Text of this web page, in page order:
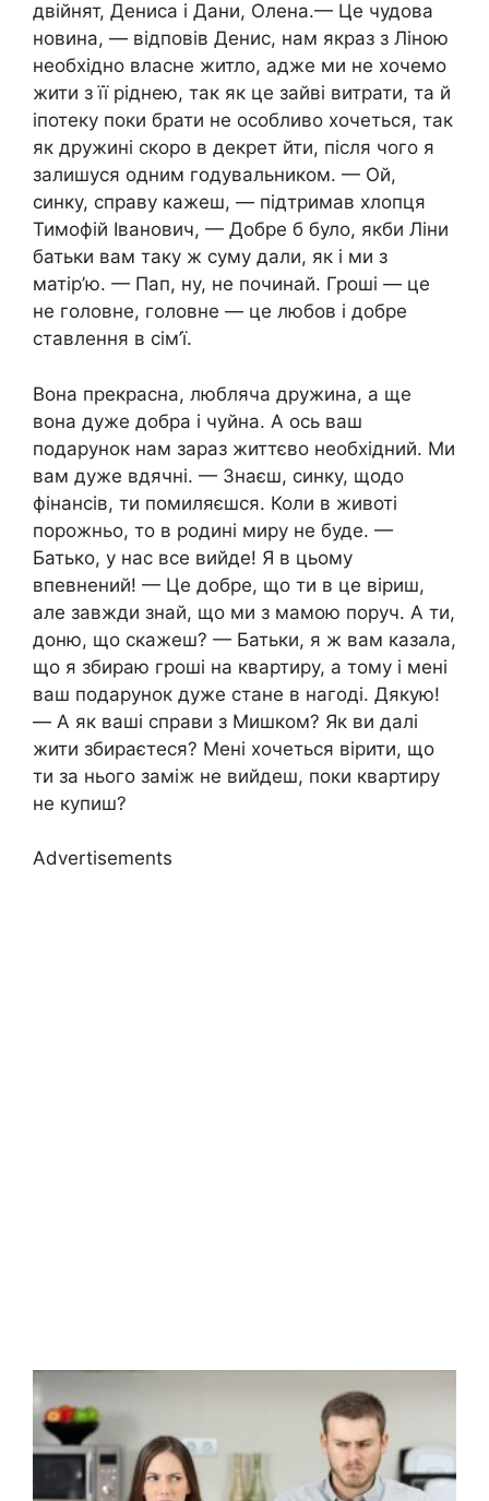
двійнят, Дениса і Дани, Олена.— Це чудова
новина, — відповів Денис, нам якраз з Ліною
необхідно власне житло, адже ми не хочемо
жити з її ріднею, так як це зайві витрати, та й
іпотеку поки брати не особливо хочеться, так
як дружині скоро в декрет йти, після чого я
залишуся одним годувальником. — Ой,
синку, справу кажеш, — підтримав хлопця
Тимофій Іванович, — Добре б було, якби Ліни
батьки вам таку ж суму дали, як і ми з
матір’ю. — Пап, ну, не починай. Гроші — це
не головне, головне — це любов і добре
ставлення в сім’ї.
Вона прекрасна, любляча дружина, а ще
вона дуже добра і чуйна. А ось ваш
подарунок нам зараз життєво необхідний. Ми
вам дуже вдячні. — Знаєш, синку, щодо
фінансів, ти помиляєшся. Коли в животі
порожньо, то в родині миру не буде. —
Батько, у нас все вийде! Я в цьому
впевнений! — Це добре, що ти в це віриш,
але завжди знай, що ми з мамою поруч. А ти,
доню, що скажеш? — Батьки, я ж вам казала,
що я збираю гроші на квартиру, а тому і мені
ваш подарунок дуже стане в нагоді. Дякую!
— А як ваші справи з Мишком? Як ви далі
жити збираєтеся? Мені хочеться вірити, що
ти за нього заміж не вийдеш, поки квартиру
не купиш?
Advertisements